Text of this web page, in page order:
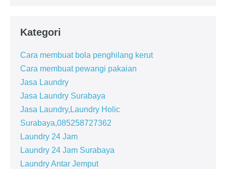
Kategori
Cara membuat bola penghilang kerut
Cara membuat pewangi pakaian
Jasa Laundry
Jasa Laundry Surabaya
Jasa Laundry,Laundry Holic
Surabaya,085258727362
Laundry 24 Jam
Laundry 24 Jam Surabaya
Laundry Antar Jemput